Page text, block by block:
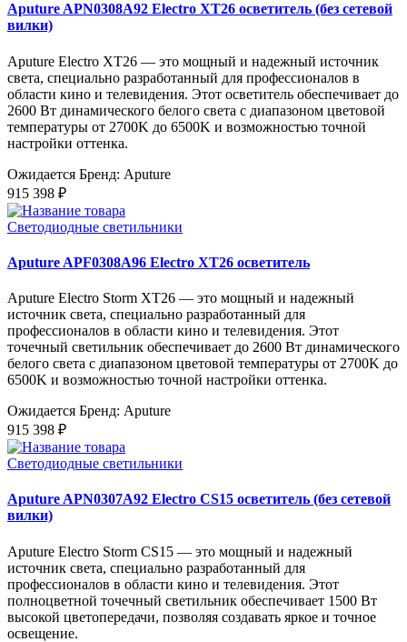
Aputure APN0308A92 Electro XT26 осветитель (без сетевой
вилки)
Aputure Electro XT26 — это мощный и надежный источник
света, специально разработанный для профессионалов в
области кино и телевидения. Этот осветитель обеспечивает до
2600 Вт динамического белого света с диапазоном цветовой
температуры от 2700K до 6500K и возможностью точной
настройки оттенка.
Ожидается Бренд: Aputure
915 398 ₽
Светодиодные светильники
Aputure APF0308A96 Electro XT26 осветитель
Aputure Electro Storm XT26 — это мощный и надежный
источник света, специально разработанный для
профессионалов в области кино и телевидения. Этот
точечный светильник обеспечивает до 2600 Вт динамического
белого света с диапазоном цветовой температуры от 2700K до
6500K и возможностью точной настройки оттенка.
Ожидается Бренд: Aputure
915 398 ₽
Светодиодные светильники
Aputure APN0307A92 Electro CS15 осветитель (без сетевой
вилки)
Aputure Electro Storm CS15 — это мощный и надежный
источник света, специально разработанный для
профессионалов в области кино и телевидения. Этот
полноцветной точечный светильник обеспечивает 1500 Вт
высокой цветопередачи, позволяя создавать яркое и точное
освещение.